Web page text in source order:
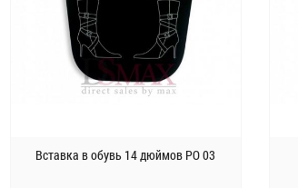
Вставка в обувь 14 дюймов PO 03